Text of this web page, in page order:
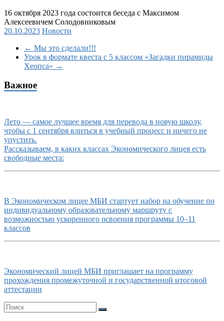
16 октября 2023 года состоится беседа с Максимом
Алексеевичем Солодовниковым
20.10.2023 Новости
← Мы это сделали!!!
Урок в формате квеста с 5 классом «Загадки пирамиды
Хеопса» →
Важное
Лето — самое лучшее время для перевода в новую школу,
чтобы с 1 сентября влиться в учебный процесс и ничего не
упустить.
Рассказываем, в каких классах Экономического лицея есть
свободные места:
В Экономическом лицее МБИ стартует набор на обучение по
индивидуальному образовательному маршруту с
возможностью ускоренного освоения программы 10–11
классов
Экономический лицей МБИ приглашает на программу
прохождения промежуточной и государственной итоговой
аттестации